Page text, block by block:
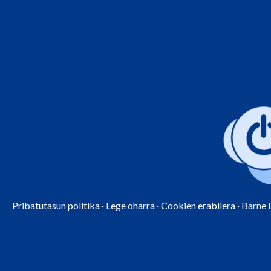
Pribatutasun politika · Lege oharra ·Cookien erabilera · Barne